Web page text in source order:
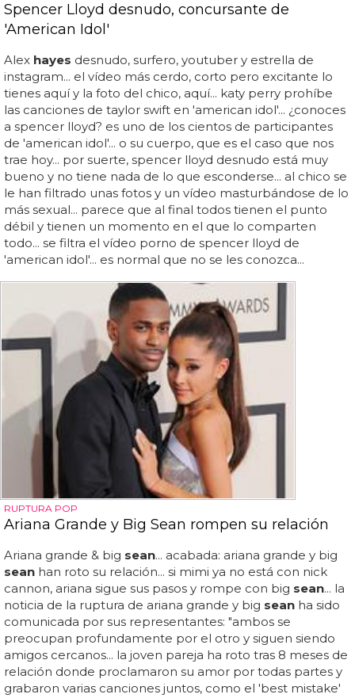
Spencer Lloyd desnudo, concursante de
'American Idol'
Alex hayes desnudo, surfero, youtuber y estrella de
instagram... el vídeo más cerdo, corto pero excitante lo
tienes aquí y la foto del chico, aquí... katy perry prohíbe
las canciones de taylor swift en 'american idol'... ¿conoces
a spencer lloyd? es uno de los cientos de participantes
de 'american idol'... o su cuerpo, que es el caso que nos
trae hoy... por suerte, spencer lloyd desnudo está muy
bueno y no tiene nada de lo que esconderse... al chico se
le han filtrado unas fotos y un vídeo masturbándose de lo
más sexual... parece que al final todos tienen el punto
débil y tienen un momento en el que lo comparten
todo... se filtra el vídeo porno de spencer lloyd de
'american idol'... es normal que no se les conozca...
RUPTURA POP
Ariana Grande y Big Sean rompen su relación
Ariana grande & big sean... acabada: ariana grande y big
sean han roto su relación... si mimi ya no está con nick
cannon, ariana sigue sus pasos y rompe con big sean... la
noticia de la ruptura de ariana grande y big sean ha sido
comunicada por sus representantes: "ambos se
preocupan profundamente por el otro y siguen siendo
amigos cercanos... la joven pareja ha roto tras 8 meses de
relación donde proclamaron su amor por todas partes y
grabaron varias canciones juntos, como el 'best mistake'